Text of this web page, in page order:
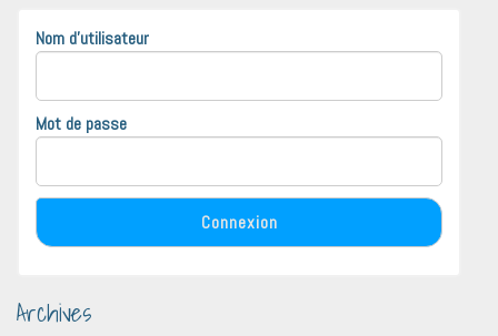
Nom d'utilisateur
Mot de passe
Archives